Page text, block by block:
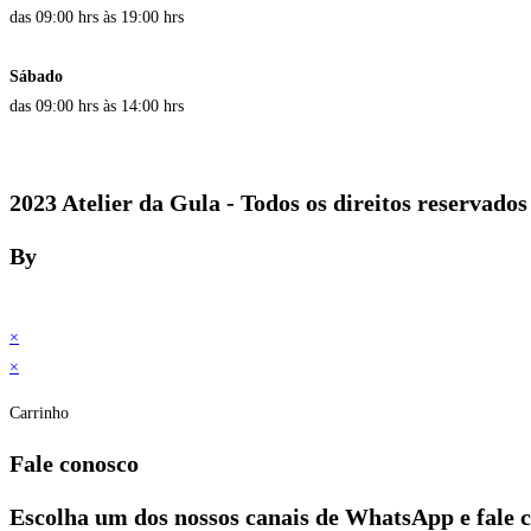
das 09:00 hrs às 19:00 hrs
Sábado
das 09:00 hrs às 14:00 hrs
2023 Atelier da Gula - Todos os direitos reservados
By
×
×
Carrinho
Fale conosco
Escolha um dos nossos canais de WhatsApp e fale